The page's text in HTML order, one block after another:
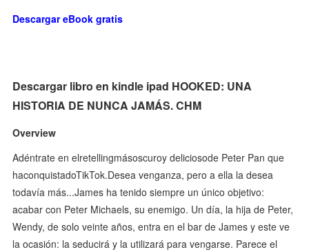
Descargar eBook gratis
Descargar libro en kindle ipad HOOKED: UNA
HISTORIA DE NUNCA JAMÁS. CHM
Overview
Adéntrate en elretellingmásoscuroy deliciosode Peter Pan que
haconquistadoTikTok.Desea venganza, pero a ella la desea
todavía más...James ha tenido siempre un único objetivo:
acabar con Peter Michaels, su enemigo. Un día, la hija de Peter,
Wendy, de solo veinte años, entra en el bar de James y este ve
la ocasión: la seducirá y la utilizará para vengarse. Parece el